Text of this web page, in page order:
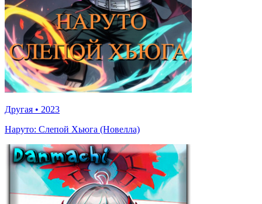
Другая • 2023
Наруто: Слепой Хьюга (Новелла)